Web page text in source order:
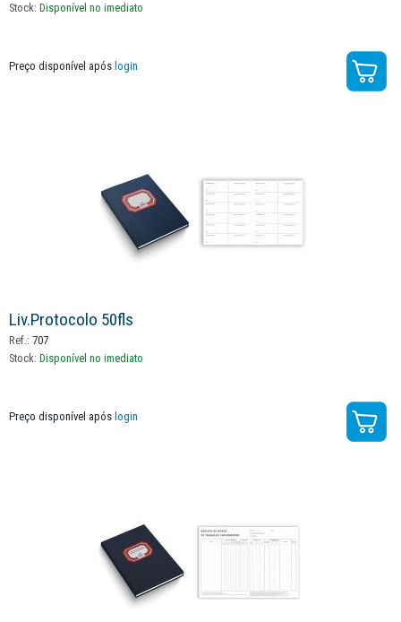
Stock: Disponível no imediato
Preço disponível após login
Liv.protocolo 50fls
Ref.: 707
Stock: Disponível no imediato
Preço disponível após login